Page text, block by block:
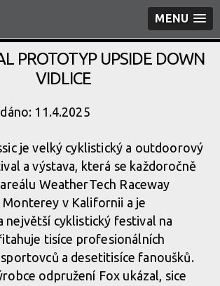
MENU
PROTOTYP UPSIDE DOWN
VIDLICE
11.4.2025
je velký cyklistický a outdoorový
a výstava, která se každoročně
WeatherTech Raceway
Monterey v Kalifornii a je
největší cyklistický festival na
tisíce profesionálních
a desetitisíce fanoušků.
odpružení Fox ukázal, sice